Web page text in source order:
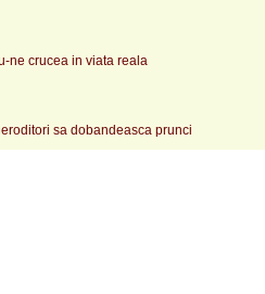
ne crucea in viata reala
sa dobandeasca prunci